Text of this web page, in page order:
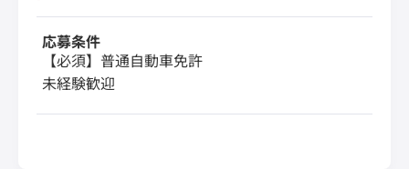
応募条件
【必須】普通自動車免許
未経験歓迎